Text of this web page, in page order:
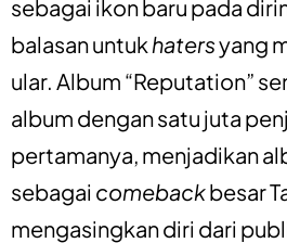
sebagai ikon baru pada
balasan untuk hatersyang
ular. Album “Reputation”
album dengan satu juta
pertamanya, menjadikan
sebagai comebackbesar
mengasingkan diri dari